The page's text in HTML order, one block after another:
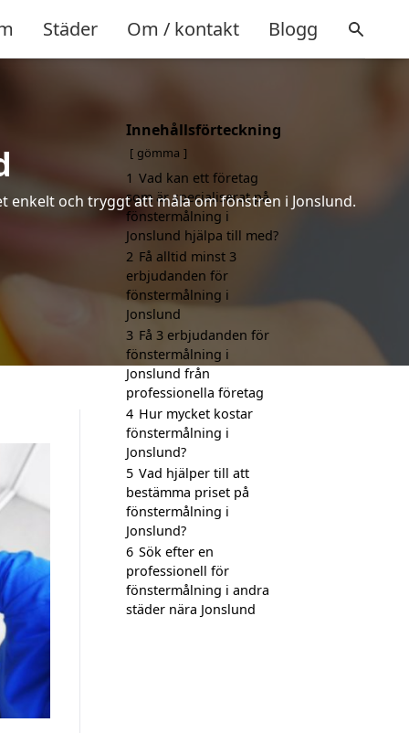
Städer Om / kontakt Blogg
och tryggt att måla om fönstren i Jonslund.
Innehållsförteckning
gömma
1 Vad kan ett företag
som är specialiserat på
fönstermålning i
Jonslund hjälpa till med?
2 Få alltid minst 3
erbjudanden för
fönstermålning i
Jonslund
3 Få 3 erbjudanden för
fönstermålning i
Jonslund från
professionella företag
4 Hur mycket kostar
fönstermålning i
Jonslund?
5 Vad hjälper till att
bestämma priset på
fönstermålning i
Jonslund?
6 Sök efter en
professionell för
fönstermålning i andra
städer nära Jonslund